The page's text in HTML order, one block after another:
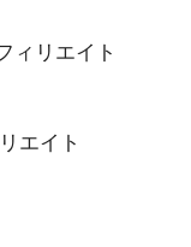
ィリエイト
エイト